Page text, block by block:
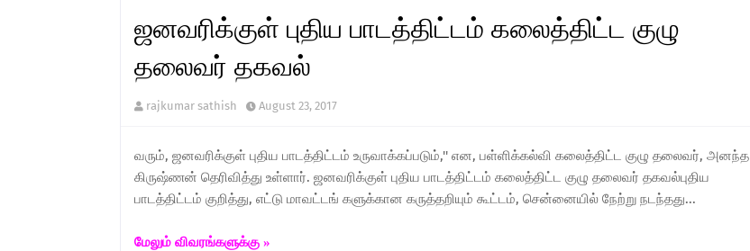
ஜனவரிக்குள் புதிய பாடத்திட்டம் கலைத்திட்ட குழு
தலைவர் தகவல்
rajkumar sathish August 23, 2017
வரும், ஜனவரிக்குள் புதிய பாடத்திட்டம் உருவாக்கப்படும்,'' என, பள்ளிக்கல்வி கலைத்திட்ட குழு தலைவர், அனந்த
கிருஷ்ணன் தெரிவித்து உள்ளார். ஜனவரிக்குள் புதிய பாடத்திட்டம் கலைத்திட்ட குழு தலைவர் தகவல்புதிய
பாடத்திட்டம் குறித்து, எட்டு மாவட்டங் களுக்கான கருத்தறியும் கூட்டம், சென்னையில் நேற்று நடந்தது...
மேலும் விவரங்களுக்கு »